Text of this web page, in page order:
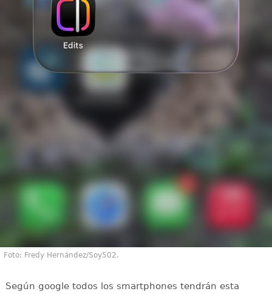
Foto: Fredy Hernández/Soy502.
Según google todos los smartphones tendrán esta